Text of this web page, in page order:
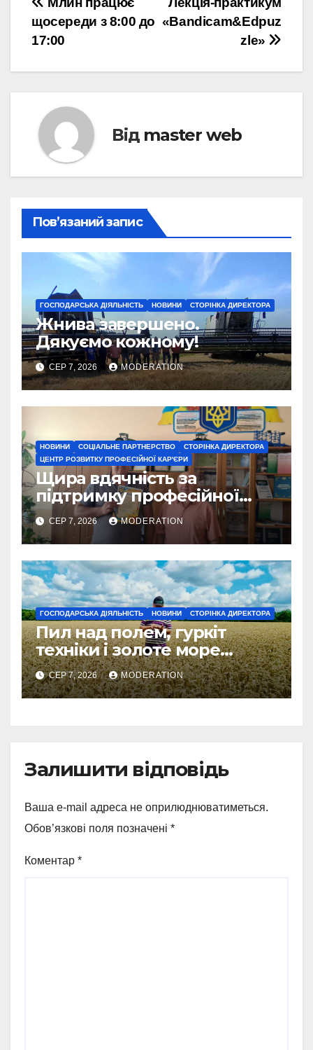
Навігація
записів
«Bandicam&Edpuz
zle»
щосереди з 8:00 до
17:00
Від master web
Пов’язаний запис
ГОСПОДАРСЬКА ДІЯЛЬНІСТЬ НОВИНИ СТОРІНКА ДИРЕКТОРА
Жнива завершено.
Дякуємо кожному!
СЕР 7, 2026 MODERATION
НОВИНИ СОЦІАЛЬНЕ ПАРТНЕРСТВО
СТОРІНКА ДИРЕКТОРА
ЦЕНТР РОЗВИТКУ ПРОФЕСІЙНОЇ КАР'ЄРИ
Щира вдячність за
підтримку професійної
освіти
СЕР 7, 2026 MODERATION
ГОСПОДАРСЬКА ДІЯЛЬНІСТЬ НОВИНИ СТОРІНКА ДИРЕКТОРА
Пил над полем, гуркіт
техніки і золоте море
колосся — так виглядає
справжнє українське літо
СЕР 7, 2026 MODERATION
Залишити відповідь
Ваша e-mail адреса не оприлюднюватиметься.
Обов’язкові поля позначені *
Коментар *